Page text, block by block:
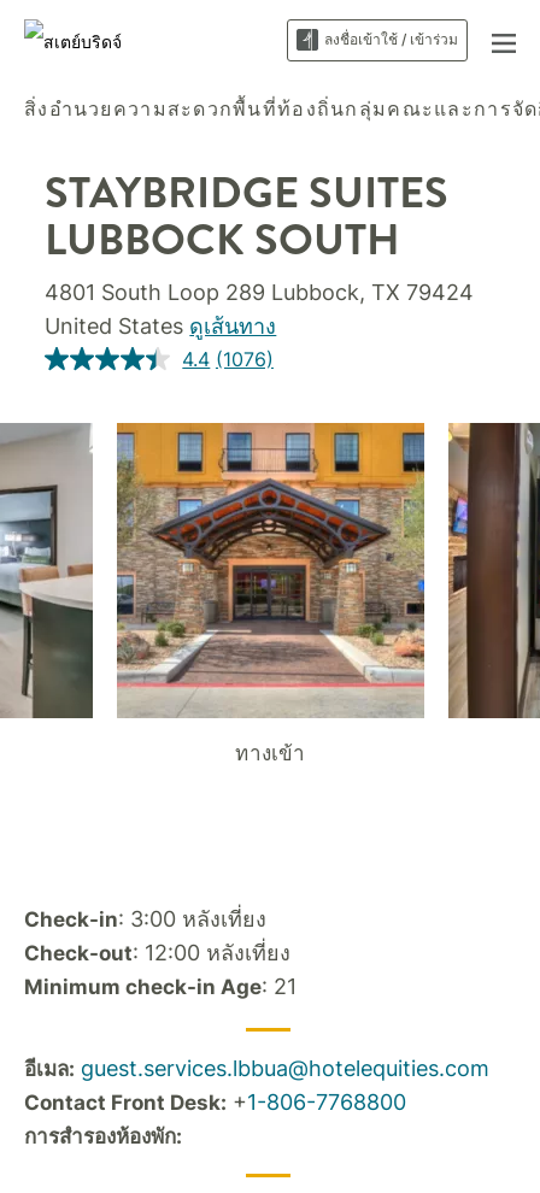
ลงชื่อเข้าใช้ / เข้าร่วม
สิ่งอำนวยความสะดวกพื้นที่ท้องถิ่นกลุ่มคณะและการจั
STAYBRIDGE SUITES
LUBBOCK SOUTH
4801 South Loop 289 Lubbock, TX 79424
United States ดูเส้นทาง
4.4 (1076)
ทางเข้า
Check-in: 3:00 หลังเที่ยง
Check-out: 12:00 หลังเที่ยง
Minimum check-in Age: 21
อีเมล: guest.services.lbbua@hotelequities.com
Contact Front Desk: +1-806-7768800
การสำรองห้องพัก: